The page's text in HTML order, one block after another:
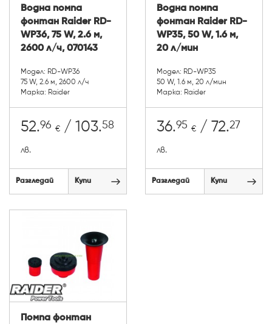
Водна помпа
фонтан Raider RD-
WP36, 75 W, 2.6 м,
2600 л/ч, 070143
Модел: RD-WP36
75 W, 2.6 м, 2600 л/ч
Марка: Raider
52.96 € / 103.58
лв.
Разгледай Купи
Водна помпа
фонтан Raider RD-
WP35, 50 W, 1.6 м,
20 л/мин
Модел: RD-WP35
50 W, 1.6 м, 20 л/мин
Марка: Raider
36.95 € / 72.27
лв.
Разгледай Купи
Помпа фонтан